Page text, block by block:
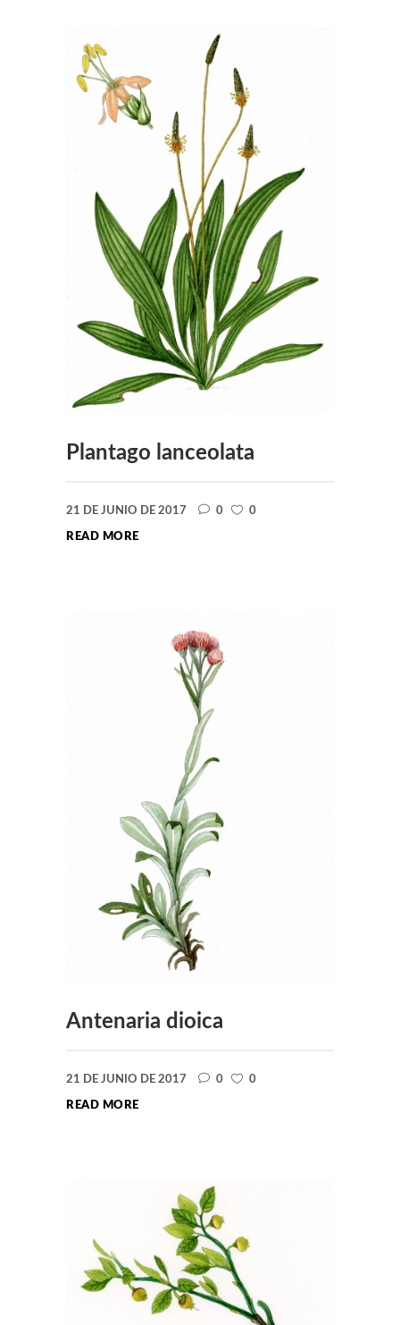
Plantago lanceolata
21 DE JUNIO DE 2017 0 0
READ MORE
Antenaria dioica
21 DE JUNIO DE 2017 0 0
READ MORE